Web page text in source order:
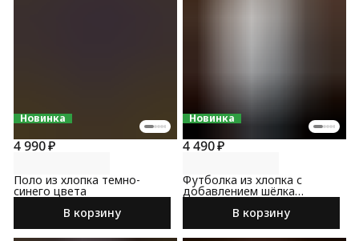
Новинка
4 990 ₽
Поло из хлопка темно-
синего цвета
В корзину
Новинка
4 490 ₽
Футболка из хлопка с
добавлением шёлка
мятного цвета
В корзину